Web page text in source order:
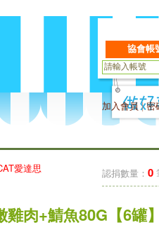
加入會員|密
認捐數量： 0
愛達思
肉+鯖魚80G【6罐】